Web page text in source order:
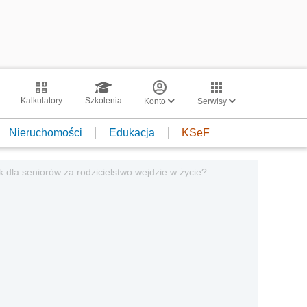
Kalkulatory Szkolenia Konto Serwisy
Nieruchomości Edukacja KSeF
seniorów za rodzicielstwo wejdzie w życie?